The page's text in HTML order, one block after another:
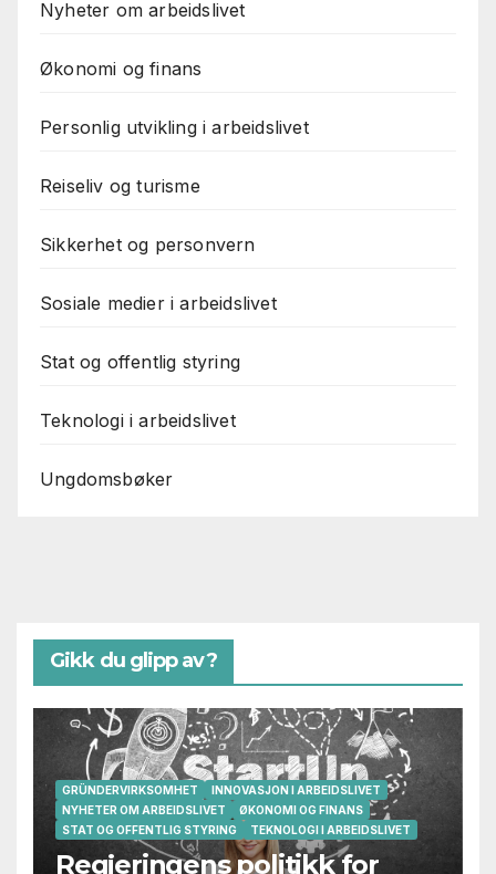
Nyheter om arbeidslivet
Økonomi og finans
Personlig utvikling i arbeidslivet
Reiseliv og turisme
Sikkerhet og personvern
Sosiale medier i arbeidslivet
Stat og offentlig styring
Teknologi i arbeidslivet
Ungdomsbøker
Gikk du glipp av?
GRÜNDERVIRKSOMHET
INNOVASJON I ARBEIDSLIVET
NYHETER OM ARBEIDSLIVET
ØKONOMI OG FINANS
STAT OG OFFENTLIG STYRING
TEKNOLOGI I ARBEIDSLIVET
Regjeringens politikk for